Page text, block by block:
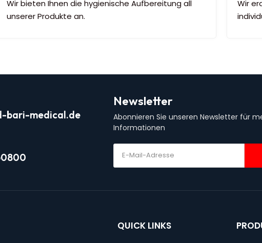
Wir bieten Ihnen die hygienische Aufbereitung all
unserer Produkte an.
Wir
bari-medical.de
Newsletter
Abonnieren Sie unseren Newsletter für
Informationen
QUICK LINKS